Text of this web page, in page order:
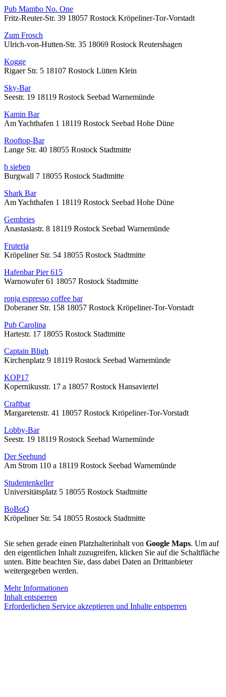
Pub Mambo No. One
Fritz-Reuter-Str. 39 18057 Rostock Kröpeliner-Tor-Vorstadt
Zum Frosch
Ulrich-von-Hutten-Str. 35 18069 Rostock Reutershagen
Kogge
Rigaer Str. 5 18107 Rostock Lütten Klein
Sky-Bar
Seestr. 19 18119 Rostock Seebad Warnemünde
Kamin Bar
Am Yachthafen 1 18119 Rostock Seebad Hohe Düne
Rooftop-Bar
Lange Str. 40 18055 Rostock Stadtmitte
b sieben
Burgwall 7 18055 Rostock Stadtmitte
Shark Bar
Am Yachthafen 1 18119 Rostock Seebad Hohe Düne
Gembries
Anastasiastr. 8 18119 Rostock Seebad Warnemünde
Fruteria
Kröpeliner Str. 54 18055 Rostock Stadtmitte
Hafenbar Pier 615
Warnowufer 61 18057 Rostock Stadtmitte
ronja espresso coffee bar
Doberaner Str. 158 18057 Rostock Kröpeliner-Tor-Vorstadt
Pub Carolina
Hartestr. 17 18055 Rostock Stadtmitte
Captain Bligh
Kirchenplatz 9 18119 Rostock Seebad Warnemünde
KOP17
Kopernikusstr. 17 a 18057 Rostock Hansaviertel
Craftbar
Margaretenstr. 41 18057 Rostock Kröpeliner-Tor-Vorstadt
Lobby-Bar
Seestr. 19 18119 Rostock Seebad Warnemünde
Der Seehund
Am Strom 110 a 18119 Rostock Seebad Warnemünde
Studentenkeller
Universitätsplatz 5 18055 Rostock Stadtmitte
BoBoQ
Kröpeliner Str. 54 18055 Rostock Stadtmitte
Sie sehen gerade einen Platzhalterinhalt von Google Maps. Um auf
den eigentlichen Inhalt zuzugreifen, klicken Sie auf die Schaltfläche
unten. Bitte beachten Sie, dass dabei Daten an Drittanbieter
weitergegeben werden.
Mehr Informationen
Inhalt entsperren
Erforderlichen Service akzeptieren und Inhalte entsperren